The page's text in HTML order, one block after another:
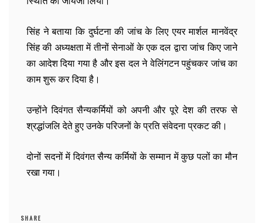
सिंह ने बताया कि दुर्घटना की जांच के लिए एयर मार्शल मानवेंद्र
सिंह की अध्यक्षता में तीनों सेनाओं के एक दल द्वारा जांच किए जाने
का आदेश दिया गया है और इस दल ने वेलिंगटन पहुंचकर जांच का
काम शुरू कर दिया है।
उन्होंने दिवंगत सैन्यकर्मियों को अपनी और पूरे देश की तरफ से
श्रद्धांजलि देते हुए उनके परिजनों के प्रति संवेदना प्रकट की।
दोनों सदनों में दिवंगत सैन्य कर्मियों के सम्मान में कुछ पलों का मौन
रखा गया।
SHARE